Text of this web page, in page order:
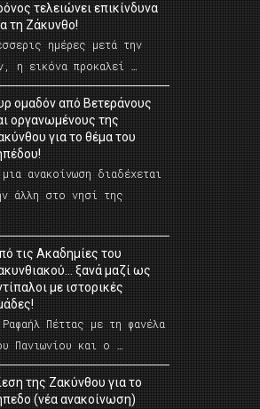
τελειώνει επικίνδυνα
τη Ζάκυνθο!
ημέρες μετά την
η εικόνα προκαλεί …
ομαδόν από Βετεράνους
οργανωμένους της
για το θέμα του
ανακοίνωση διαδέχεται
άλλη στο νησί της
τις Ακαδημίες του
ξανά μαζί ως
με ιστορικές
Πέττας με τη φανέλα
Πανιωνίου και ο …
της Ζακύνθου για το
(νέα ανακοίνωση)